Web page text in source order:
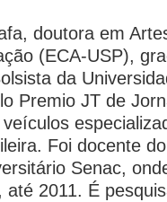
doutora em
(ECA-USP),
da
Premio JT de
Foi docente
Senac,
2011. É